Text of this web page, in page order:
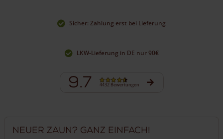
Sicher: Zahlung erst bei Lieferung
LKW-Lieferung in DE nur 90€
9.7 4432 Bewertungen
Neuer Zaun? Ganz einfach!